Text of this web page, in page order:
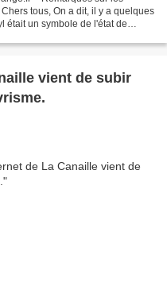
tous, On a dit, il y a quelques
était un symbole de l'état de
vient de subir